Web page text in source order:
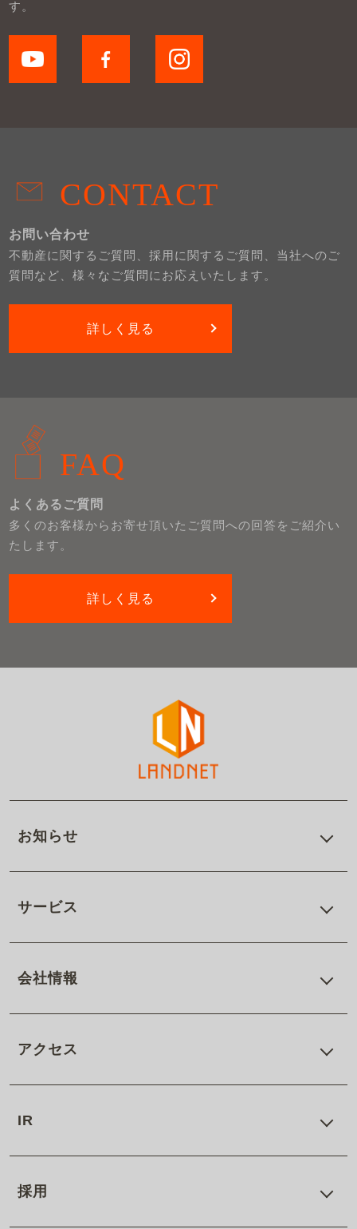
す。
CONTACT
お問い合わせ
不動産に関するご質問、採用に関するご質問、当社へのご
質問など、様々なご質問にお応えいたします。
詳しく見る
FAQ
よくあるご質問
多くのお客様からお寄せ頂いたご質問への回答をご紹介い
たします。
詳しく見る
お知らせ
サービス
会社情報
アクセス
IR
採用